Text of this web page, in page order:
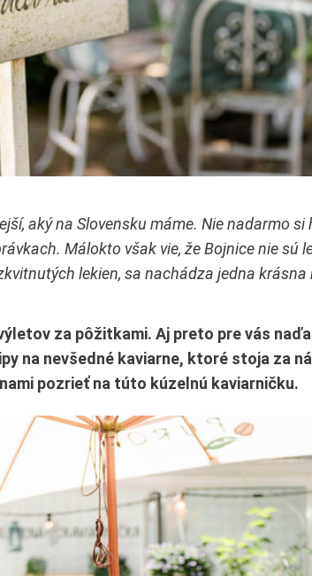
aký na Slovensku máme. Nie nadarmo
Málokto však vie, že Bojnice nie sú
lekien, sa nachádza jedna
za pôžitkami. Aj preto pre vás
na nevšedné kaviarne, ktoré stoja za
pozrieť na túto kúzelnú kaviarničku.